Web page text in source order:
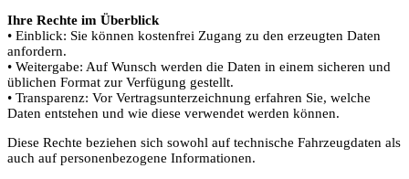
Ihre Rechte im Überblick
• Einblick: Sie können kostenfrei Zugang zu den erzeugten Daten
anfordern.
• Weitergabe: Auf Wunsch werden die Daten in einem sicheren und
üblichen Format zur Verfügung gestellt.
• Transparenz: Vor Vertragsunterzeichnung erfahren Sie, welche
Daten entstehen und wie diese verwendet werden können.
Diese Rechte beziehen sich sowohl auf technische Fahrzeugdaten als
auch auf personenbezogene Informationen.